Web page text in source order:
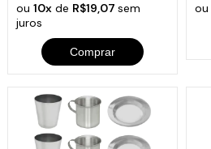
ou10x de R$19,07sem
juros
Comprar
ou